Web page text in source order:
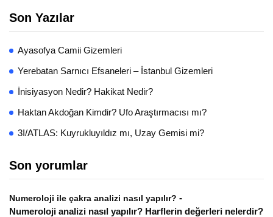
Son Yazılar
Ayasofya Camii Gizemleri
Yerebatan Sarnıcı Efsaneleri – İstanbul Gizemleri
İnisiyasyon Nedir? Hakikat Nedir?
Haktan Akdoğan Kimdir? Ufo Araştırmacısı mı?
3I/ATLAS: Kuyrukluyıldız mı, Uzay Gemisi mi?
Son yorumlar
Numeroloji ile çakra analizi nasıl yapılır? -
Numeroloji analizi nasıl yapılır? Harflerin değerleri nelerdir?